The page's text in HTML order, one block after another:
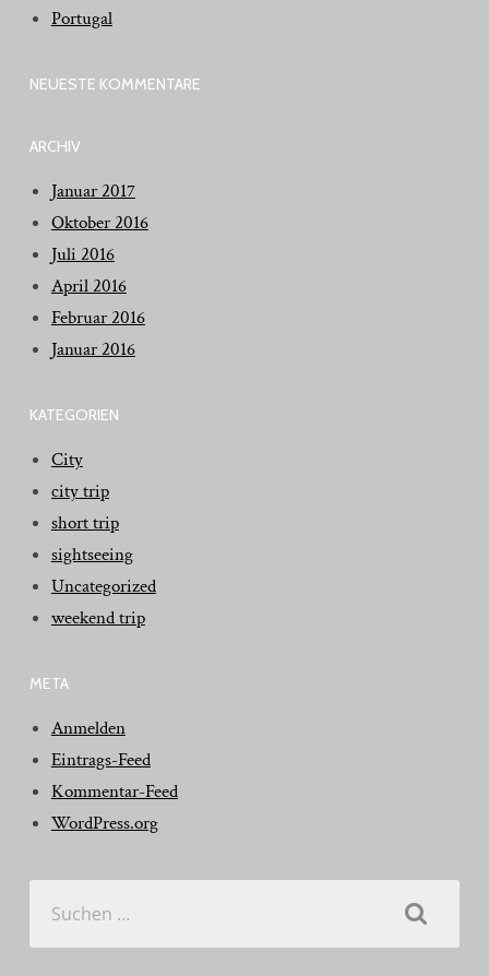
Portugal
NEUESTE KOMMENTARE
ARCHIV
Januar 2017
Oktober 2016
Juli 2016
April 2016
Februar 2016
Januar 2016
KATEGORIEN
City
city trip
short trip
sightseeing
Uncategorized
weekend trip
META
Anmelden
Eintrags-Feed
Kommentar-Feed
WordPress.org
nach: